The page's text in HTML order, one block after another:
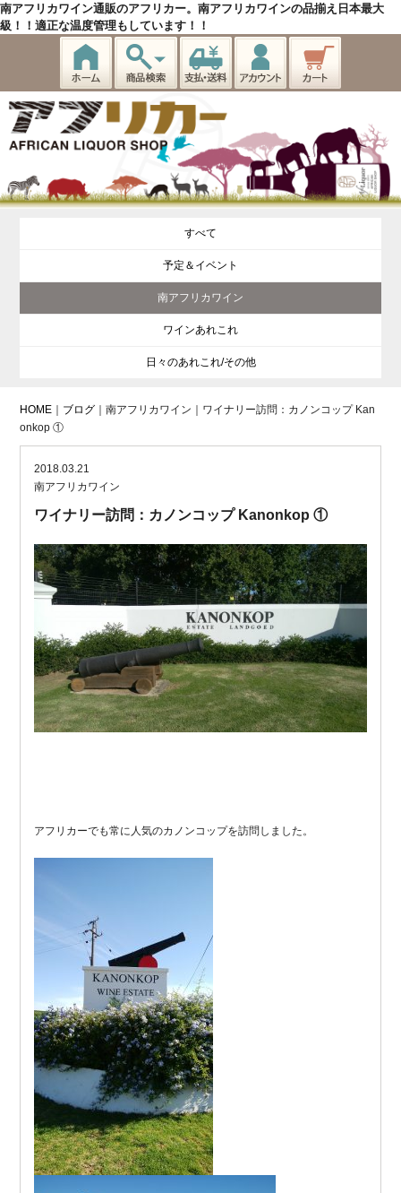
南アフリカワイン通販のアフリカー。南アフリカワインの品揃え日本最大
級！！適正な温度管理もしています！！
すべて
予定＆イベント
南アフリカワイン
ワインあれこれ
日々のあれこれ/その他
HOME ブログ ｜南アフリカワイン｜ワイナリー訪問：カノンコップ Kan
onkop ①
2018.03.21
南アフリカワイン
ワイナリー訪問：カノンコップ Kanonkop ①
アフリカーでも常に人気のカノンコップを訪問しました。